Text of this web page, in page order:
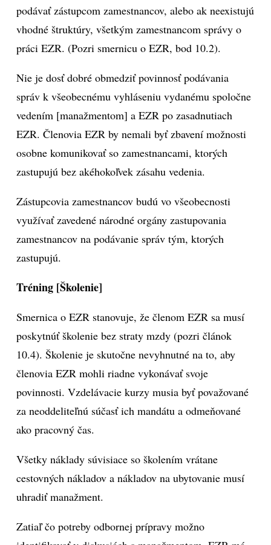
podávať zástupcom zamestnancov, alebo ak neexistujú
vhodné štruktúry, všetkým zamestnancom správy o
práci EZR. (Pozri smernicu o EZR, bod 10.2).
Nie je dosť dobré obmedziť povinnosť podávania
správ k všeobecnému vyhláseniu vydanému spoločne
vedením [manažmentom] a EZR po zasadnutiach
EZR. Členovia EZR by nemali byť zbavení možnosti
osobne komunikovať so zamestnancami, ktorých
zastupujú bez akéhokoľvek zásahu vedenia.
Zástupcovia zamestnancov budú vo všeobecnosti
využívať zavedené národné orgány zastupovania
zamestnancov na podávanie správ tým, ktorých
zastupujú.
Tréning [Školenie]
Smernica o EZR stanovuje, že členom EZR sa musí
poskytnúť školenie bez straty mzdy (pozri článok
10.4). Školenie je skutočne nevyhnutné na to, aby
členovia EZR mohli riadne vykonávať svoje
povinnosti. Vzdelávacie kurzy musia byť považované
za neoddeliteľnú súčasť ich mandátu a odmeňované
ako pracovný čas.
Všetky náklady súvisiace so školením vrátane
cestovných nákladov a nákladov na ubytovanie musí
uhradiť manažment.
Zatiaľ čo potreby odbornej prípravy možno